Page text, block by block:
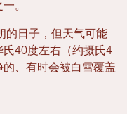
。
的日子，但天气可能
40度左右（约摄氏4
、有时会被白雪覆盖